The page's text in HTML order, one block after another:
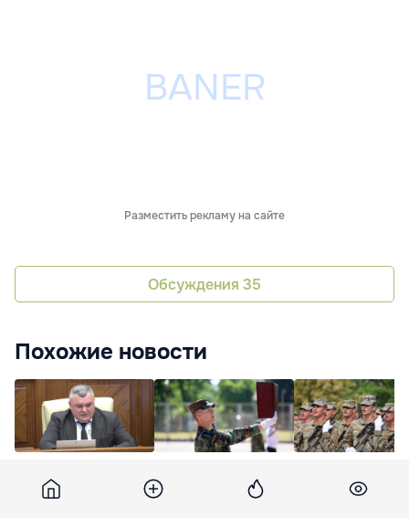
Разместить рекламу на сайте
Обсуждения 35
Похожие новости
Избирательные
правила должны
Национальной армии
принесли военную
Национальной
Молдовы